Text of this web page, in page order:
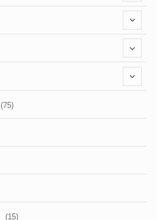
(21)
(5)
(75)
(15)